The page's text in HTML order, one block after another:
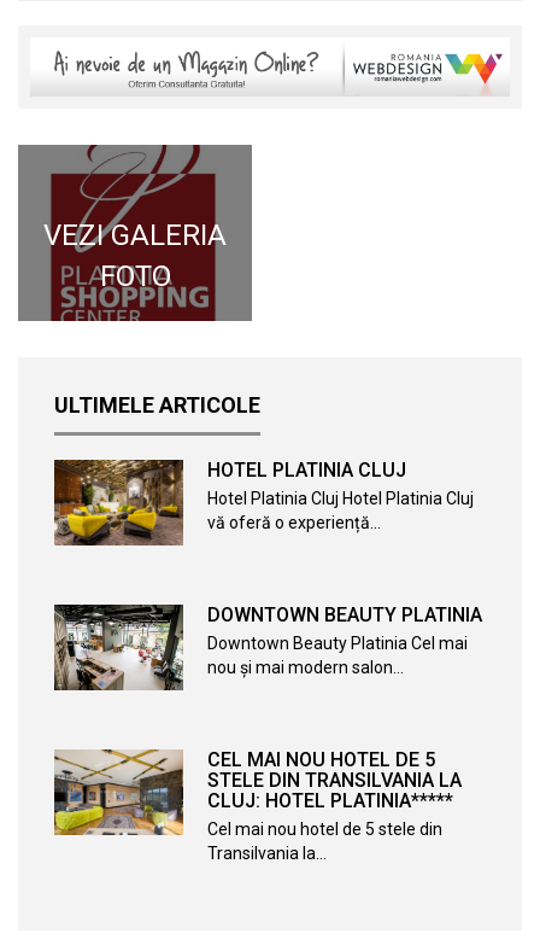
VEZI GALERIA
FOTO
ULTIMELE ARTICOLE
HOTEL PLATINIA CLUJ
Hotel Platinia Cluj Hotel Platinia Cluj
vă oferă o experiență…
DOWNTOWN BEAUTY PLATINIA
Downtown Beauty Platinia Cel mai
nou și mai modern salon…
CEL MAI NOU HOTEL DE 5
STELE DIN TRANSILVANIA LA
CLUJ: HOTEL PLATINIA*****
Cel mai nou hotel de 5 stele din
Transilvania la…